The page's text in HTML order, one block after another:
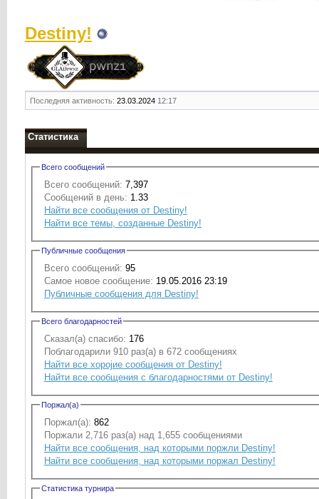
Destiny!
Последняя активность: 23.03.2024 12:17
Статистика
Всего сообщений
Всего сообщений: 7,397
Сообщений в день: 1.33
Найти все сообщения от Destiny!
Найти все темы, созданные Destiny!
Публичные сообщения
Всего сообщений: 95
Самое новое сообщение: 19.05.2016 23:19
Публичные сообщения для Destiny!
Всего благодарностей
Сказал(а) спасибо: 176
Поблагодарили 910 раз(а) в 672 сообщениях
Найти все хоројие сообщения от Destiny!
Найти все сообщения с благодарностями от Destiny!
Поржал(а)
Поржал(а): 862
Поржали 2,716 раз(а) над 1,655 сообщениями
Найти все сообщения, над которыми поржли Destiny!
Найти все сообщения, над которыми поржал Destiny!
Статистика турнира